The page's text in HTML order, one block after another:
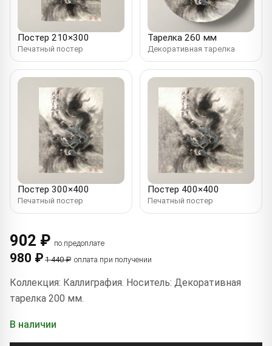
Постер 210×300
Печатный постер
Тарелка 260 мм
Декоративная тарелка
Постер 300×400
Печатный постер
Постер 400×400
Печатный постер
902 ₽ по предоплате
980 ₽ 1 440 ₽ оплата при получении
Коллекция: Каллиграфия. Носитель: Декоративная
тарелка 200 мм.
В наличии